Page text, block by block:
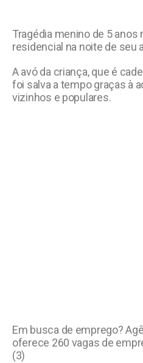
Tragédia menino de 5
residencial na noite de seu
A avó da criança, que é
foi salva a tempo graças à
vizinhos e populares.
Em busca de emprego?
oferece 260 vagas de
(3)